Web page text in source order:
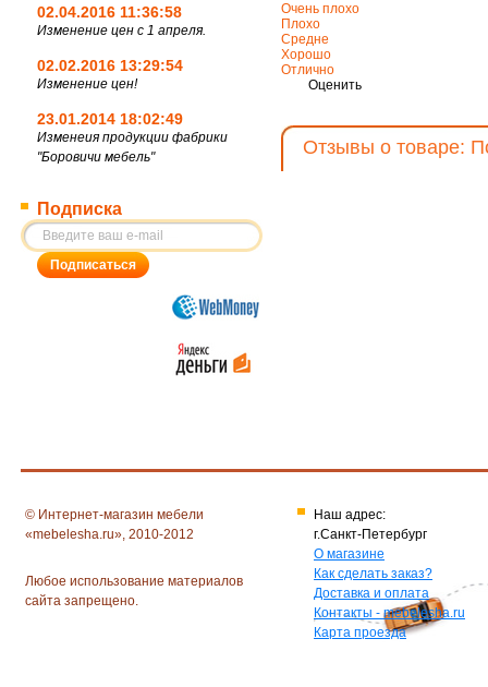
02.04.2016 11:36:58
Изменение цен с 1 апреля.
02.02.2016 13:29:54
Изменение цен!
23.01.2014 18:02:49
Изменеия продукции фабрики
"Боровичи мебель"
Подписка
Очень плохо
Плохо
Средне
Хорошо
Отлично
Оценить
Отзывы о товаре:
© Интернет-магазин мебели
«mebelesha.ru», 2010-2012
Любое использование материалов
сайта запрещено.
Наш адрес:
г.Санкт-Петербург
О магазине
Как сделать заказ?
Доставка и оплата
Контакты - mebelesha.ru
Карта проезда